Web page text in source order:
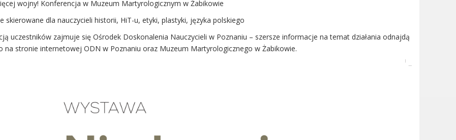
wojny! Konferencja w Muzeum Martyrologicznym w Żabikowie
skierowane dla nauczycieli historii, HiT-u, etyki, plastyki, języka polskiego
uczestników zajmuje się Ośrodek Doskonalenia Nauczycieli w Poznaniu – szersze informacje na temat działania odnajdą
na stronie internetowej ODN w Poznaniu oraz Muzeum Martyrologicznego w Żabikowie.